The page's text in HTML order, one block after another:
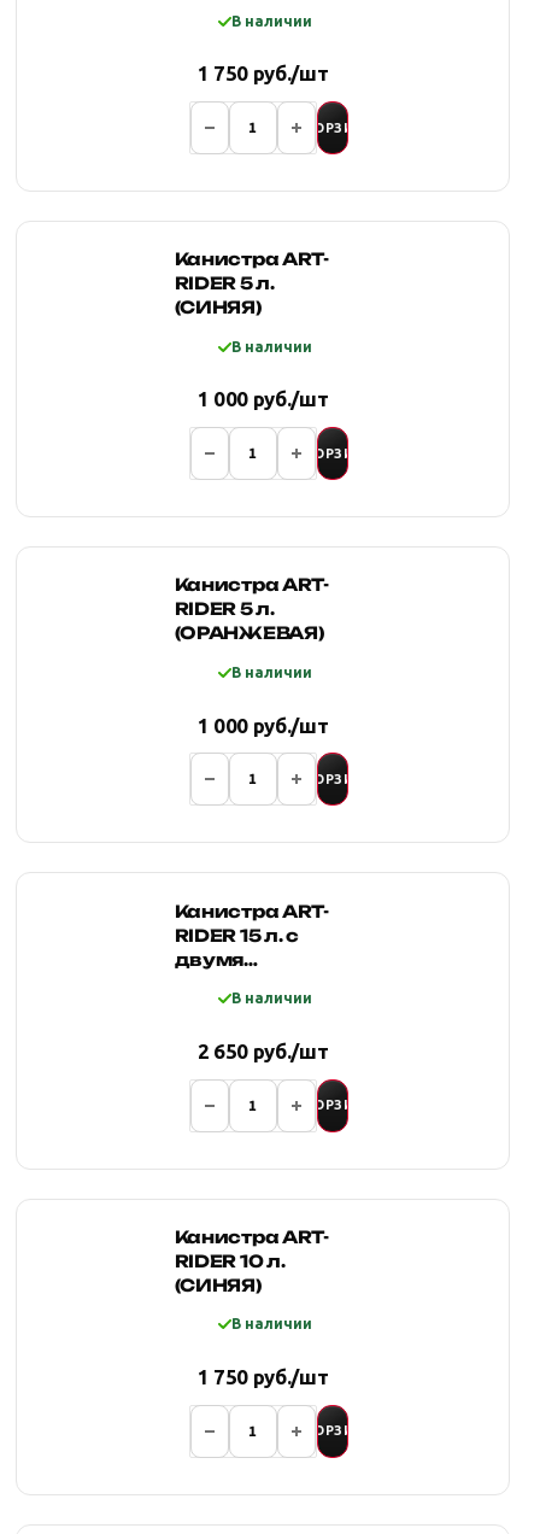
В наличии
1 750 руб./шт
В КОРЗИНУ
Канистра ART-
RIDER 5 л.
(СИНЯЯ)
В наличии
1 000 руб./шт
В КОРЗИНУ
Канистра ART-
RIDER 5 л.
(ОРАНЖЕВАЯ)
В наличии
1 000 руб./шт
В КОРЗИНУ
Канистра ART-
RIDER 15 л. с
двумя
заправочным
В наличии
2 650 руб./шт
В КОРЗИНУ
Канистра ART-
RIDER 10 л.
(CИНЯЯ)
В наличии
1 750 руб./шт
В КОРЗИНУ